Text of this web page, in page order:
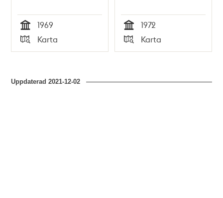
Tid
1969
Typ
Karta Tid
1972
Typ
Karta
Uppdaterad2021-12-02